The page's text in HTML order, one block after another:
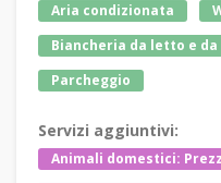
Aria condizionata
Biancheria da letto e da
Parcheggio
Servizi aggiuntivi:
Animali domestici: